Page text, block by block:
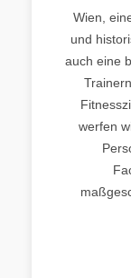
Wien,
und
auch eine
werfen